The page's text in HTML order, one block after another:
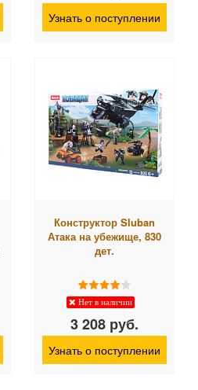
Узнать о поступлении
Конструктор Sluban
Атака на убежище, 830
дет.
Нет в наличии
3 208 руб.
Узнать о поступлении